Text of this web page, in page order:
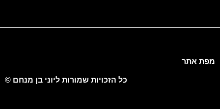
מפת אתר
כל הזכויות שמורות ליוני בן מנחם ©